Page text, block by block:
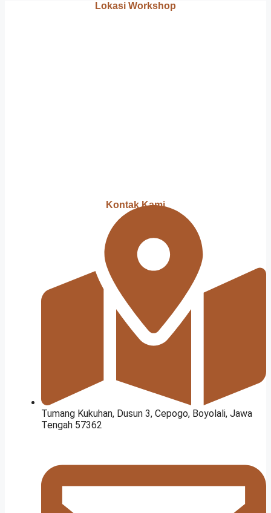
Lokasi Workshop
Kontak Kami
Tumang Kukuhan, Dusun 3, Cepogo, Boyolali, Jawa
Tengah 57362